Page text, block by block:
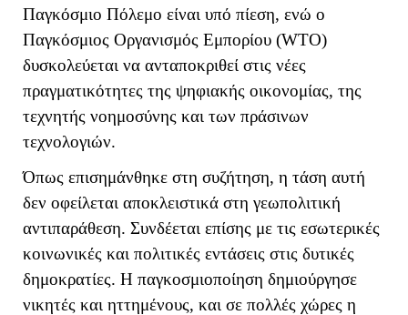
Παγκόσμιο Πόλεμο είναι υπό πίεση, ενώ ο
Παγκόσμιος Οργανισμός Εμπορίου (WTO)
δυσκολεύεται να ανταποκριθεί στις νέες
πραγματικότητες της ψηφιακής οικονομίας, της
τεχνητής νοημοσύνης και των πράσινων
τεχνολογιών.
Όπως επισημάνθηκε στη συζήτηση, η τάση αυτή
δεν οφείλεται αποκλειστικά στη γεωπολιτική
αντιπαράθεση. Συνδέεται επίσης με τις εσωτερικές
κοινωνικές και πολιτικές εντάσεις στις δυτικές
δημοκρατίες. Η παγκοσμιοποίηση δημιούργησε
νικητές και ηττημένους, και σε πολλές χώρες η